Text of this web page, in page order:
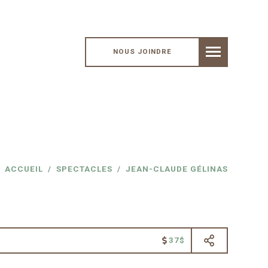
NOUS JOINDRE
ACCUEIL SPECTACLES JEAN-CLAUDE GÉLINAS
37$